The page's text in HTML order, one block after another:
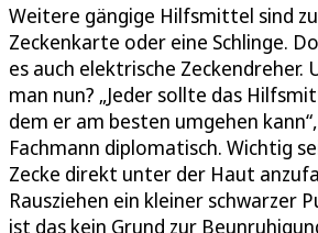
Weitere gängige Hilfsmittel sind
Zeckenkarte oder eine Schlinge.
es auch elektrische Zeckendreher.
man nun? „Jeder sollte das
dem er am besten umgehen
Fachmann diplomatisch. Wichtig
Zecke direkt unter der Haut
Rausziehen ein kleiner schwarzer
ist das kein Grund zur